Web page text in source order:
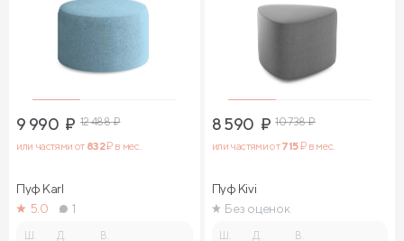
Сначала дорогие
9 990 ₽ 12 488₽
или частями от 832₽ в мес.
Пуф Karl
5.0
1
Ш. Д. В.
8 590 ₽ 10 738₽
или частями от715₽ в мес.
Пуф Kivi
Без оценок
Ш. Д. В.